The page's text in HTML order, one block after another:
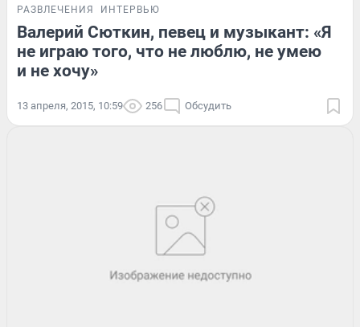
РАЗВЛЕЧЕНИЯ ИНТЕРВЬЮ
Валерий Сюткин, певец и музыкант: «Я
не играю того, что не люблю, не умею
и не хочу»
13 апреля, 2015, 10:59 256 Обсудить